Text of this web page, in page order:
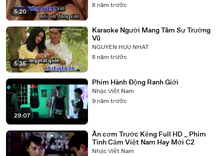
5:20
8 năm trước
5:35
Karaoke Người Mang Tâm Sự Trường
Vũ
NGUYEN HUU NHAT
8 năm trước
29:07
Phim Hành Động Ranh Giới
Nhạc Việt Nam
9 năm trước
Ăn cơm Trước Kẻng Full HD _ Phim
Tình Cảm Việt Nam Hay Mới C2
Nhạc Việt Nam